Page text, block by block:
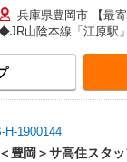
る） ◎月収例 時給1750円×1日8時間×22日（週5
日）＝30万8000円 ◆昇給あり ◆支払い方法 ※日
払い/週払い/月払い対
にご相談ください。
社規定あり
兵庫県豊岡市 【最寄駅】 ◆各線「豊岡駅」
山陰本線「江原駅
1900144
＜豊岡＞サ高住スタ